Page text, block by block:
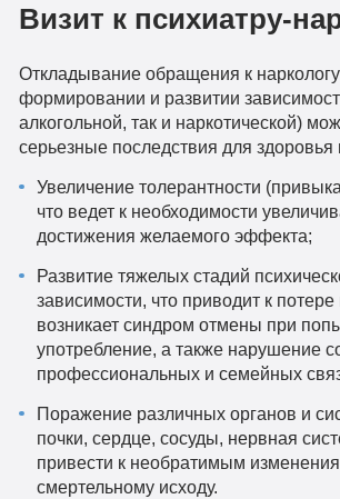
Визит к психиатру-
Откладывание обращения к
формировании и развитии
алкогольной, так и наркотической)
серьезные последствия для
Увеличение толерантности
что ведет к необходимости
достижения желаемого эффекта;
Развитие тяжелых стадий
зависимости, что приводит к потере
возникает синдром отмены при
употребление, а также нарушение
профессиональных и семейных
Поражение различных органов и
почки, сердце, сосуды, нервная
привести к необратимым
смертельному исходу.